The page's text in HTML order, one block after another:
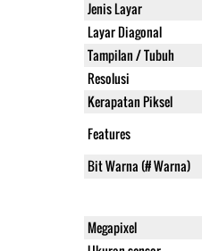
Jenis Layar
Layar Diagonal
Tampilan / Tubuh
Resolusi
Kerapatan Piksel
Features
Bit Warna (# Warna)
Megapixel